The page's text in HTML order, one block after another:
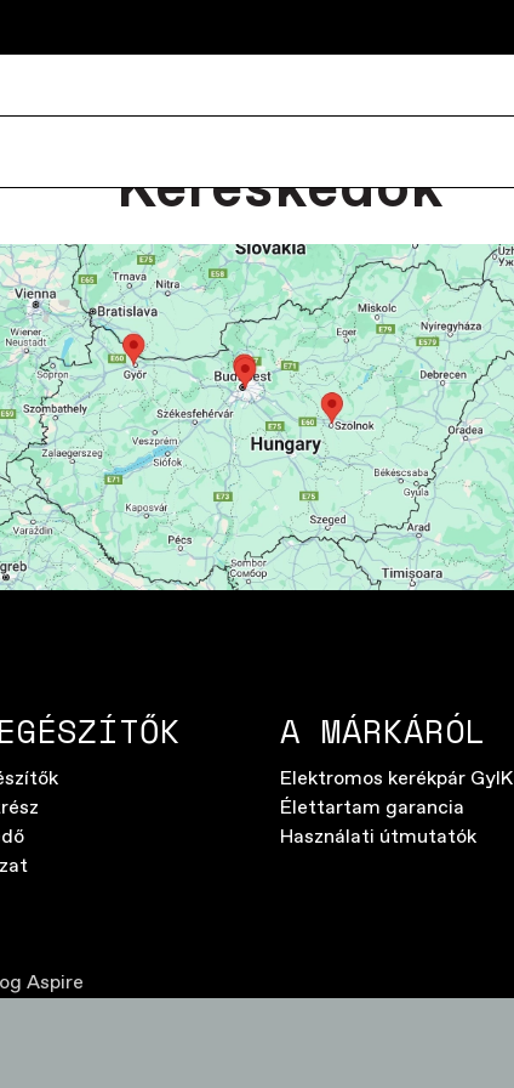
Kereskedők
A MÁRKÁRÓL
Elektromos kerékpár GyIK
Élettartam garancia
Használati útmutatók
Aspire